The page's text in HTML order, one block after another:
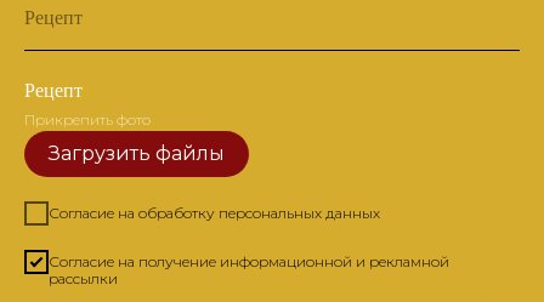
Рецепт
Рецепт
Прикрепить фото
Загрузить файлы
Согласие на обработку персональных данных
Согласие на получение информационной и рекламной
рассылки